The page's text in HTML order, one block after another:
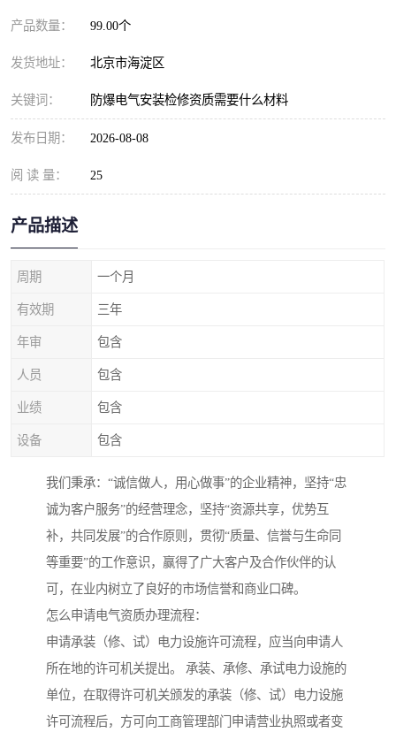
产品数量： 99.00个
发货地址： 北京市海淀区
关键词： 防爆电气安装检修资质需要什么材料
发布日期： 2026-08-08
阅 读 量： 25
产品描述
周期 一个月
有效期 三年
年审 包含
人员 包含
业绩 包含
设备 包含
我们秉承：“诚信做人，用心做事”的企业精神，坚持“忠
诚为客户服务”的经营理念，坚持“资源共享，优势互
补，共同发展”的合作原则，贯彻“质量、信誉与生命同
等重要”的工作意识，赢得了广大客户及合作伙伴的认
可，在业内树立了良好的市场信誉和商业口碑。
怎么申请电气资质办理流程：
申请承装（修、试）电力设施许可流程，应当向申请人
所在地的许可机关提出。 承装、承修、承试电力设施的
单位，在取得许可机关颁发的承装（修、试）电力设施
许可流程后，方可向工商管理部门申请营业执照或者变